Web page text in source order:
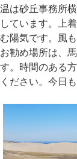
温は砂丘事務所
しています。上
む陽気です。風
お勧め場所は、
す。時間のある
ください。今日